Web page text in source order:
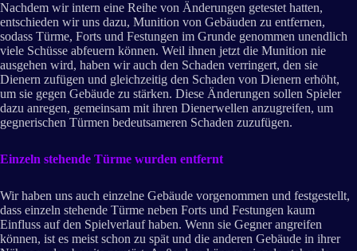
Nachdem wir intern eine Reihe von Änderungen getestet hatten,
entschieden wir uns dazu, Munition von Gebäuden zu entfernen,
sodass Türme, Forts und Festungen im Grunde genommen unendlich
viele Schüsse abfeuern können. Weil ihnen jetzt die Munition nie
ausgehen wird, haben wir auch den Schaden verringert, den sie
Dienern zufügen und gleichzeitig den Schaden von Dienern erhöht,
um sie gegen Gebäude zu stärken. Diese Änderungen sollen Spieler
dazu anregen, gemeinsam mit ihren Dienerwellen anzugreifen, um
gegnerischen Türmen bedeutsameren Schaden zuzufügen.
Einzeln stehende Türme wurden entfernt
Wir haben uns auch einzelne Gebäude vorgenommen und festgestellt,
dass einzeln stehende Türme neben Forts und Festungen kaum
Einfluss auf den Spielverlauf haben. Wenn sie Gegner angreifen
können, ist es meist schon zu spät und die anderen Gebäude in ihrer